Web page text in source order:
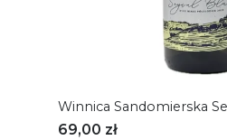
Winnica Sandomierska
69,00 zł